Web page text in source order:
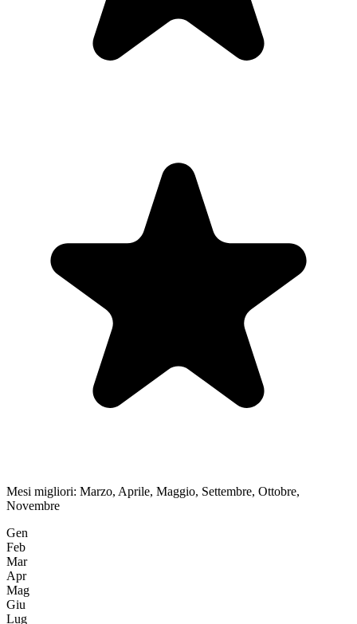
Mesi migliori: Marzo, Aprile, Maggio, Settembre, Ottobre,
Novembre
Gen
Feb
Mar
Apr
Mag
Giu
Lug